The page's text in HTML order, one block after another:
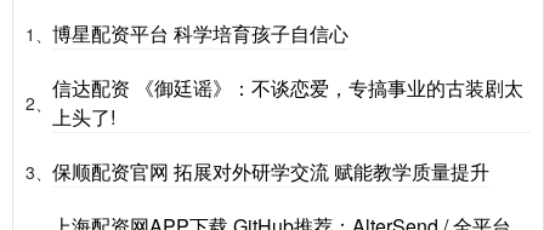
1、 博星配资平台 科学培育孩子自信心
2、
信达配资 《御廷谣》：不谈恋爱，专搞事业的古装剧太
上头了!
3、 保顺配资官网 拓展对外研学交流 赋能教学质量提升